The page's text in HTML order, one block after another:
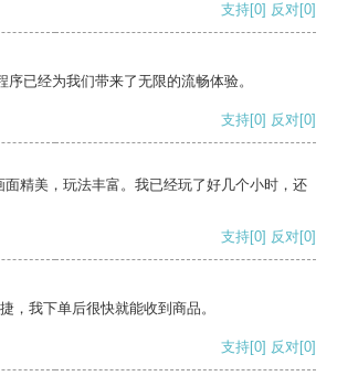
支持[0] 反对[0]
已经为我们带来了无限的流畅体验。
支持[0] 反对[0]
精美，玩法丰富。我已经玩了好几个小时，还
支持[0] 反对[0]
，我下单后很快就能收到商品。
支持[0] 反对[0]